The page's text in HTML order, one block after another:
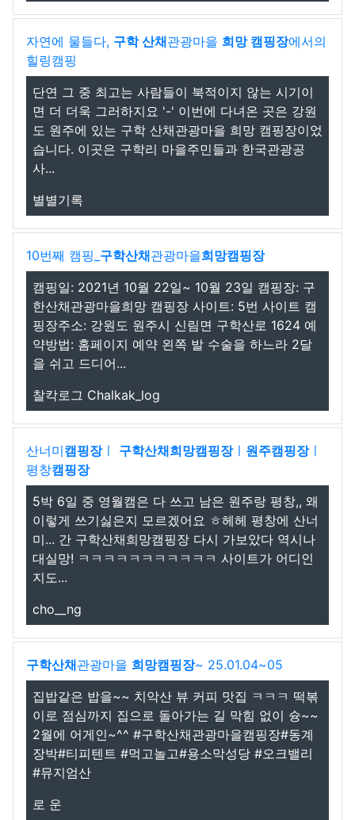
자연에 물들다, 구학 산채관광마을 희망 캠핑장에서의
힐링캠핑
단연 그 중 최고는 사람들이 북적이지 않는 시기이
면 더 더욱 그러하지요 '-' 이번에 다녀온 곳은 강원
도 원주에 있는 구학 산채관광마을 희망 캠핑장이었
습니다. 이곳은 구학리 마을주민들과 한국관광공
사...
별별기록
10번째 캠핑_ 구학산채관광마을희망캠핑장
캠핑일: 2021년 10월 22일~ 10월 23일 캠핑장: 구
한산채관광마을희망 캠핑장 사이트: 5번 사이트 캠
핑장주소: 강원도 원주시 신림면 구학산로 1624 예
약방법: 홈페이지 예약 왼쪽 발 수술을 하느라 2달
을 쉬고 드디어...
찰칵로그 Chalkak_log
산너미캠핑장ㅣ 구학산채희망캠핑장ㅣ 원주캠핑장ㅣ
평창캠핑장
5박 6일 중 영월캠은 다 쓰고 남은 원주랑 평창,, 왜
이렇게 쓰기싫은지 모르겠어요 ㅎ헤헤 평창에 산너
미... 간 구학산채희망캠핑장 다시 가보았다 역시나
대실망! ㅋㅋㅋㅋㅋㅋㅋㅋㅋㅋㅋ 사이트가 어디인
지도...
cho__ng
구학산채관광마을 희망캠핑장~ 25.01.04~05
집밥같은 밥을~~ 치악산 뷰 커피 맛집 ㅋㅋㅋ 떡볶
이로 점심까지 집으로 돌아가는 길 막힘 없이 슝~~
2월에 어게인~^^ #구학산채관광마을캠핑장#동계
장박#티피텐트 #먹고놀고#용소막성당 #오크밸리
#뮤지엄산
로 운